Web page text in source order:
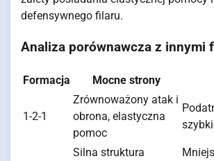
defensywnego filaru.
Analiza porównawcza z innymi
Formacja Mocne strony
1-2-1
Zrównoważony atak i
obrona, elastyczna
pomoc
Silna struktura